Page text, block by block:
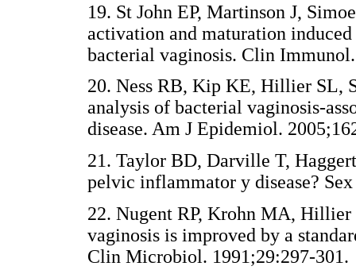
19. St John EP, Martinson J,
activation and maturation
bacterial vaginosis. Clin
20. Ness RB, Kip KE, Hillier SL,
analysis of bacterial vaginosis-
disease. Am J Epidemiol.
21. Taylor BD, Darville T,
pelvic inflammator y disease?
22. Nugent RP, Krohn MA,
vaginosis is improved by a
Clin Microbiol. 1991;29:297-